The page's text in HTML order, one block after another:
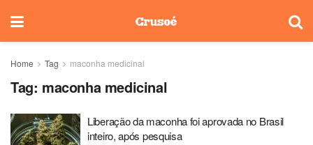
Home Tag maconha medicinal
Tag: maconha medicinal
Liberação da maconha foi aprovada no Brasil
inteiro, após pesquisa